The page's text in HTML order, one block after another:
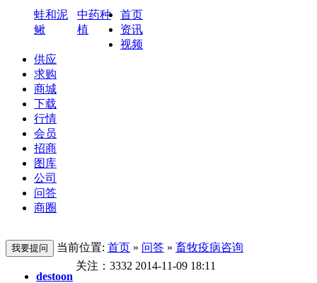
蛙和泥
鳅
中药种
植
首页
资讯
视频
供应
求购
商城
下载
行情
会员
招商
图库
公司
问答
商圈
当前位置: 首页 » 问答 » 畜牧疫病咨询
destoon
关注： 3332 2014-11-09 18:11